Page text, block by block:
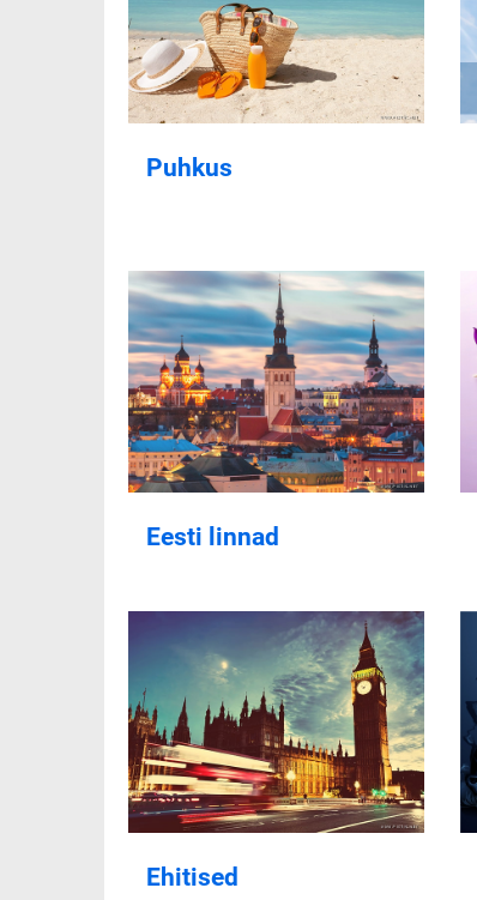
Puhkus
Eesti linnad
Ehitised